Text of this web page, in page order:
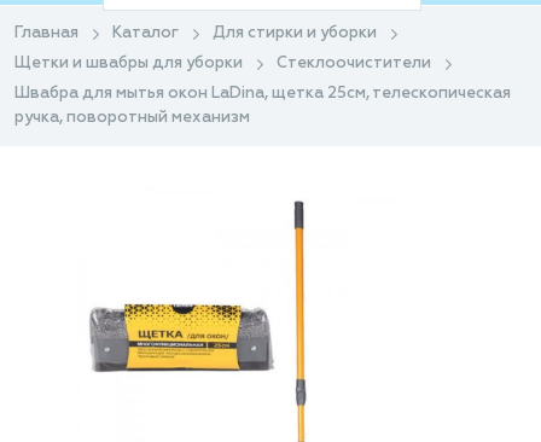
Главная Каталог
Для стирки и уборки
Щетки и швабры для уборки
Стеклоочистители
Швабра для мытья окон LaDina, щетка 25см, телескопическая
ручка, поворотный механизм